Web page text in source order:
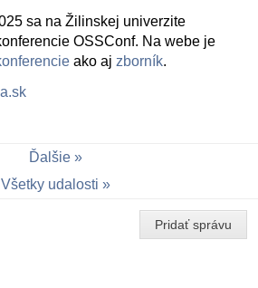
sa na Žilinskej univerzite
OSSConf. Na webe je
ako aj zborník.
Ďalšie
Všetky udalosti
Pridať správu